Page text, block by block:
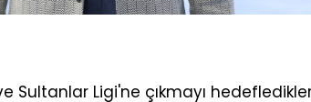
Sultanlar Ligi'ne çıkmayı